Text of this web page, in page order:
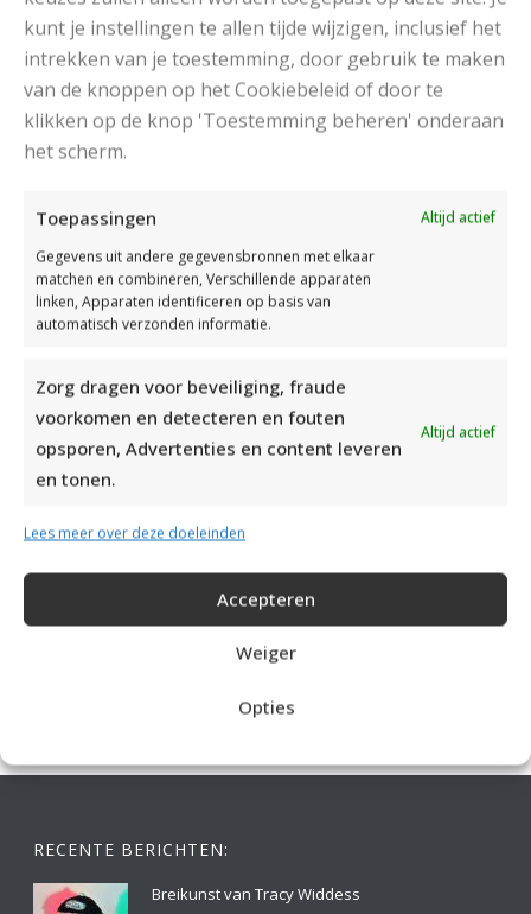
kunt je instellingen te allen tijde wijzigen, inclusief het
intrekken van je toestemming, door gebruik te maken
van de knoppen op het Cookiebeleid of door te
klikken op de knop 'Toestemming beheren' onderaan
het scherm.
Toepassingen
Altijd actief
Gegevens uit andere gegevensbronnen met elkaar
matchen en combineren, Verschillende apparaten
linken, Apparaten identificeren op basis van
automatisch verzonden informatie.
Zorg dragen voor beveiliging, fraude
voorkomen en detecteren en fouten
opsporen, Advertenties en content leveren
en tonen.
Altijd actief
Lees meer over deze doeleinden
Accepteren
Weiger
Opties
DAMESJAS BREIEN VAN HEERLIJK ZACHT GAREN
RECENTE BERICHTEN:
Breikunst van Tracy Widdess